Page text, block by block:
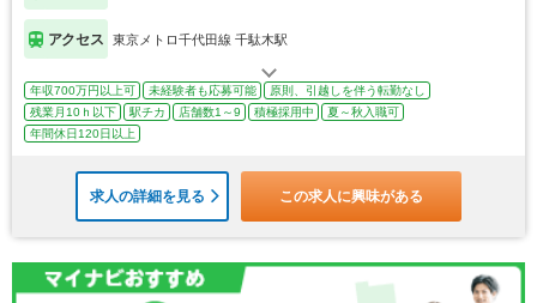
アクセス 東京メトロ千代田線 千駄木駅
年収700万円以上可 未経験者も応募可能
原則、引越しを伴う転勤なし
残業月10ｈ以下
駅チカ 店舗数1～9 積極採用中
夏～秋入職可
年間休日120日以上
求人の詳細を見る この求人に興味がある